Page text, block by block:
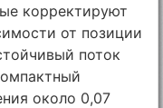
корректируют
от позиции
поток
около 0,07